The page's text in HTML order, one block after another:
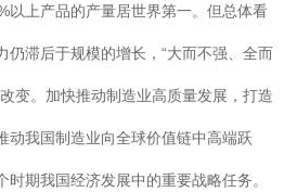
以上产品的产量居世界第一。但总体看
仍滞后于规模的增长，“大而不强、全而
变。加快推动制造业高质量发展，打造
动我国制造业向全球价值链中高端跃
期我国经济发展中的重要战略任务。